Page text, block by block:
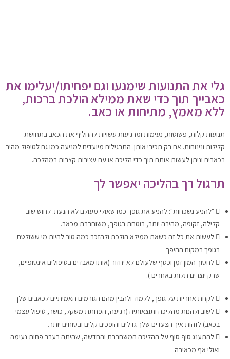
גלי את התנועות שימנעו וגם יפחיתו/יעלימו את
כאבייך תוך כדי שאת ממילא הולכת ברכות,
ללא מאמץ, מתיחות או כאב.
תנועות קלות, פשוטות, נעימות ומרגיעות עשויות להחליף את הכאב בתחושת
קלילות ונינוחות. אם רק תכירי אותן. התרגילים מיועדים למניעה כמו גם לטיפול מהיר
בכאבים וניתן לעשות אותם תוך כדי הליכה או עם עצירות קצרות במהלכה.
תרגול רך בהליכה יאפשר לך
"להניע נשכחות": להניע את גופך כמו שאולי מעולם לא הנעת. לחוש שוב
קלילה, זקופה, מהירה יותר, בוטחת בגופך, משוחררת מכאב.
לעשות את כל זה כשאת ממילא הולכת ולהזכר כמה טוב להיות מי ששולטת
בגופך במקום ההיפך
לחסוך המון זמן וכסף שלעולם לא יחזור (אותו מאבדים בטיפולים אינסופיים,
שרק יוצרים תלות באחרים ).
לקחת אחריות על גופך, ללמוד ולהבין מהם הגורמים האמיתיים לכאבים שלך
לשוב ולהנות מהליכה ותוצאותיה (רגיעה, הפחתת משקל, כושר, טיפול עצמי
בכאב) לזהות איך הצעדים שלך גדלים והופכים קלים ובטוחים יותר.
להתענג סוף סוף על ההליכה המשחררת והחדשה, שהיתה בעבר פחות נעימה
ואולי אף מכאיבה.